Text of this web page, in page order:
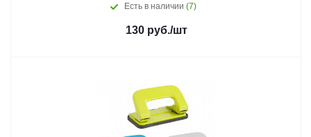
Есть в наличии (7)
130руб./шт